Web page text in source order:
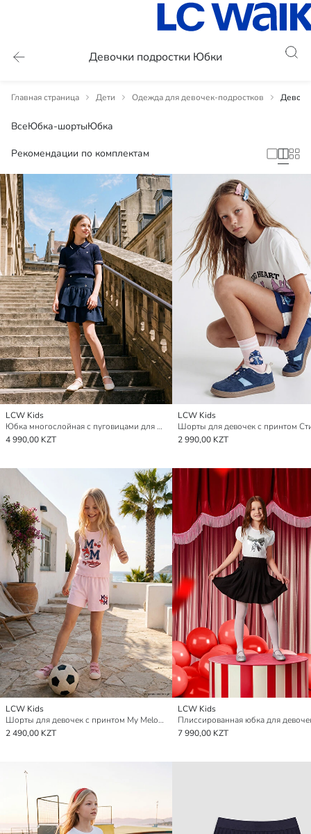
Девочки подростки Юбки
Главная страница Дети Одежда для девочек-подростков
ВсеЮбка-шортыЮбка
Рекомендации по комплектам
LCW Kids
Юбка многослойная с пуговицами для девочек
4 990,00 KZT
LCW Kids
Шорты для девочек с принтом
2 990,00 KZT
LCW Kids
Шорты для девочек с принтом My Melody
2 490,00 KZT
LCW Kids
7 990,00 KZT